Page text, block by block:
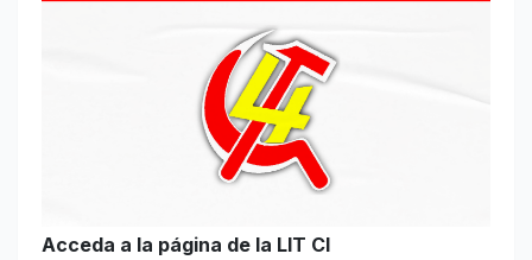
Acceda a la página de la LIT CI